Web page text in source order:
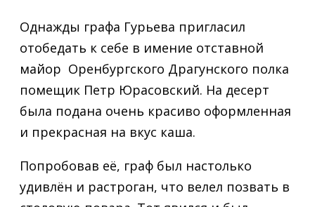
Однажды графа Гурьева пригласил
отобедать к себе в имение отставной
майор Оренбургского Драгунского полка
помещик Петр Юрасовский. На десерт
была подана очень красиво оформленная
и прекрасная на вкус каша.
Попробовав её, граф был настолько
удивлён и растроган, что велел позвать в